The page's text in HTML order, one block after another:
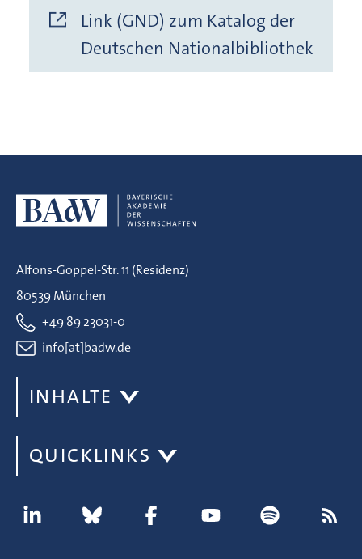
Link (GND) zum Katalog der
Deutschen Nationalbibliothek
Alfons-Goppel-Str. 11 (Residenz)
80539 München
+49 89 23031-0
info[at]badw.de
INHALTE
QUICKLINKS